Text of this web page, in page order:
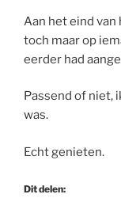
Aan het eind
toch maar op
eerder had
Passend of niet,
was.
Echt genieten.
Dit delen: